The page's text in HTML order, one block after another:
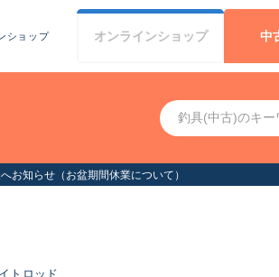
ショップ オンラインショップ 中
お知らせ（お盆期間休業について）
トロッド